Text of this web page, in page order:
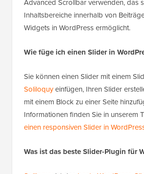
Advanced Scrollbar verwenden, das
Inhaltsbereiche innerhalb von
Widgets in WordPress ermöglicht.
Wie füge ich einen Slider in
Sie können einen Slider mit einem
Soliloquy einfügen, Ihren Slider
mit einem Block zu einer Seite
Informationen finden Sie in unserem
einen responsiven Slider in
Was ist das beste Slider-Plugin für